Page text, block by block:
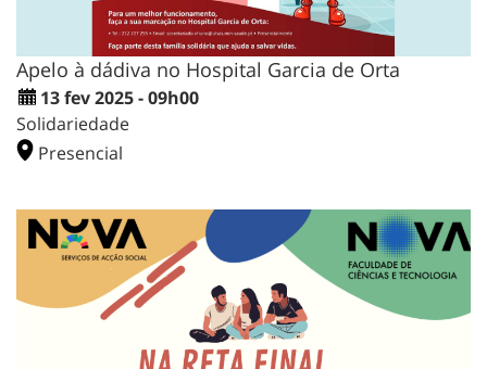
Apelo à dádiva no Hospital Garcia de Orta
13 fev 2025 - 09h00
Solidariedade
Presencial